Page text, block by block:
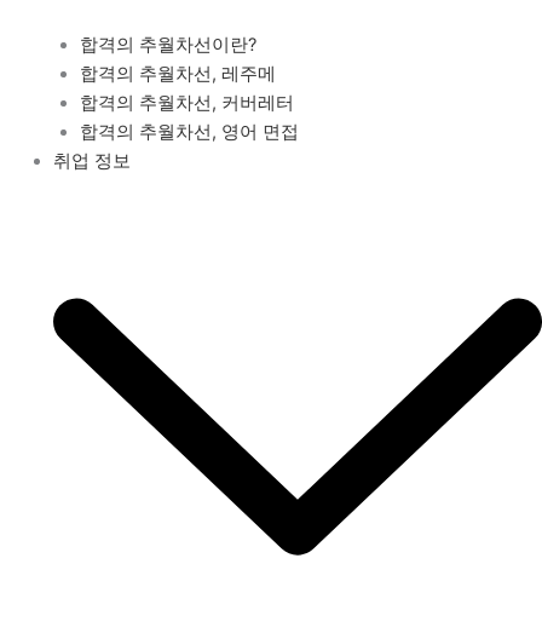
합격의 추월차선이란?
합격의 추월차선, 레주메
합격의 추월차선, 커버레터
합격의 추월차선, 영어 면접
취업 정보